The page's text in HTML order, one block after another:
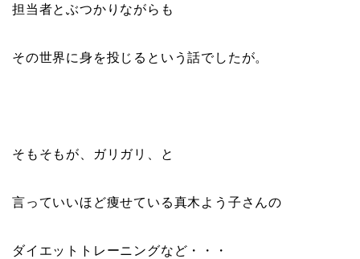
担当者とぶつかりながらも
その世界に身を投じるという話でしたが。
そもそもが、ガリガリ、と
言っていいほど痩せている真木よう子さんの
ダイエットトレーニングなど・・・